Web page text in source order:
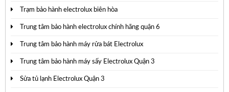
Trạm bảo hành electrolux biên hòa
Trung tâm bảo hành electrolux chính hãng quận 6
Trung tâm bảo hành máy rửa bát Electrolux
Trung tâm bảo hành máy sấy Electrolux Quận 3
Sửa tủ lạnh Electrolux Quận 3